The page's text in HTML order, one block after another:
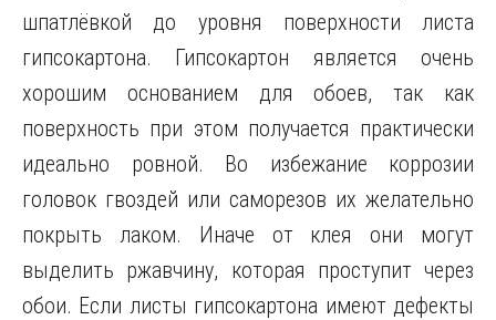
шпатлёвкой до уровня поверхности листа
гипсокартона. Гипсокартон является очень
хорошим основанием для обоев, так как
поверхность при этом получается практически
идеально ровной. Во избежание коррозии
головок гвоздей или саморезов их желательно
покрыть лаком. Иначе от клея они могут
выделить ржавчину, которая проступит через
обои. Если листы гипсокартона имеют дефекты